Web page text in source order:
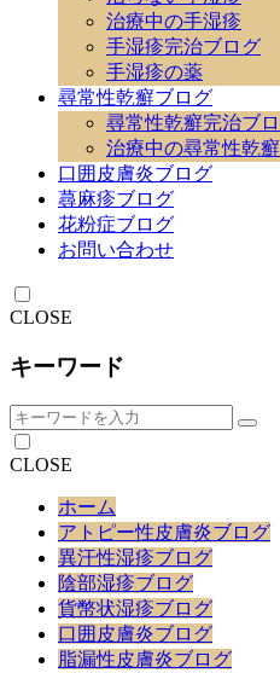
治療中の手湿疹
手湿疹完治ブログ
手湿疹の薬
尋常性乾癬ブログ
尋常性乾癬完治ブ
治療中の尋常性乾癬
口囲皮膚炎ブログ
蕁麻疹ブログ
花粉症ブログ
お問い合わせ
CLOSE
キーワード
CLOSE
ホーム
アトピー性皮膚炎ブログ
異汗性湿疹ブログ
陰部湿疹ブログ
貨幣状湿疹ブログ
口囲皮膚炎ブログ
脂漏性皮膚炎ブログ